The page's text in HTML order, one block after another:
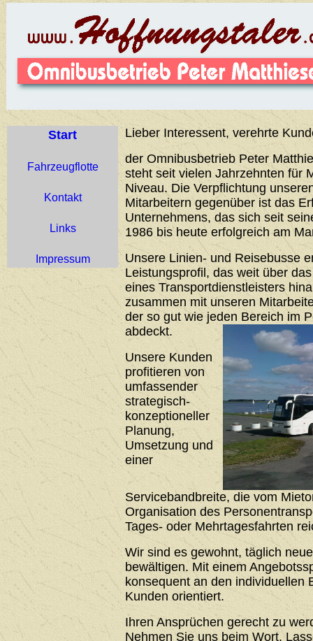
Start
Fahrzeugflotte
Kontakt
Links
Impressum
Lieber Interessent, verehrte
der Omnibusbetrieb Peter
steht seit vielen Jahrzehnten für
Niveau. Die Verpflichtung
Mitarbeitern gegenüber ist das
Unternehmens, das sich seit
1986 bis heute erfolgreich am
Unsere Linien- und Reisebusse
Leistungsprofil, das weit über
eines Transportdienstleisters
zusammen mit unseren
der so gut wie jeden Bereich im
abdeckt.
Unsere Kunden
profitieren von
umfassender
strategisch-
konzeptioneller
Planung,
Umsetzung und
einer
Servicebandbreite, die vom
Organisation des
Tages- oder Mehrtagesfahrten
Wir sind es gewohnt, täglich
bewältigen. Mit einem
konsequent an den individuellen
Kunden orientiert.
Ihren Ansprüchen gerecht zu
Nehmen Sie uns beim Wort.